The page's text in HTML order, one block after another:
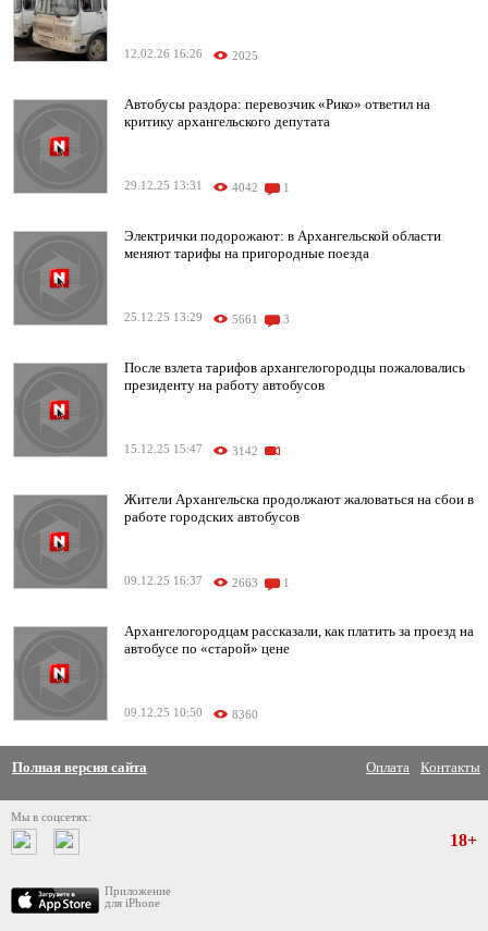
12.02.26 16:26 2025
Автобусы раздора: перевозчик «Рико» ответил на
критику архангельского депутата
29.12.25 13:31 4042 1
Электрички подорожают: в Архангельской области
меняют тарифы на пригородные поезда
25.12.25 13:29 5661 3
После взлета тарифов архангелогородцы пожаловались
президенту на работу автобусов
15.12.25 15:47 3142
Жители Архангельска продолжают жаловаться на сбои в
работе городских автобусов
09.12.25 16:37 2663 1
Архангелогородцам рассказали, как платить за проезд на
автобусе по «старой» цене
09.12.25 10:50 8360
Полная версия сайта Оплата Контакты
Мы в соцсетях:
Приложение
для iPhone
18+